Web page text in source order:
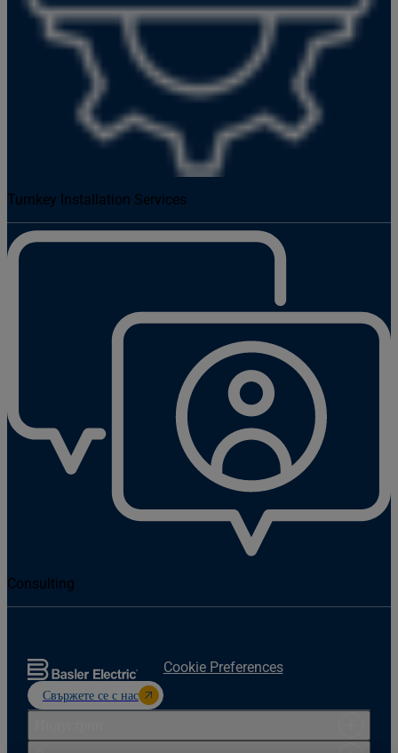
Turnkey Installation Services
Consulting
Свържете се с нас
Cookie Preferences